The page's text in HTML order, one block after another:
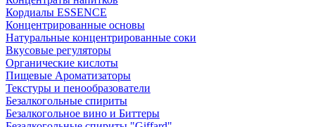
Кордиалы ESSENCE
Концентрированные основы
Натуральные концентрированные соки
Вкусовые регуляторы
Органические кислоты
Пищевые Ароматизаторы
Текстуры и пенообразователи
Безалкогольные спириты
Безалкогольное вино и Биттеры